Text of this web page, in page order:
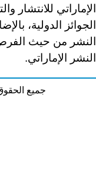
الإماراتي للانتشار
الجوائز الدولية،
النشر من حيث
النشر الإماراتي.
جميع الحقوق